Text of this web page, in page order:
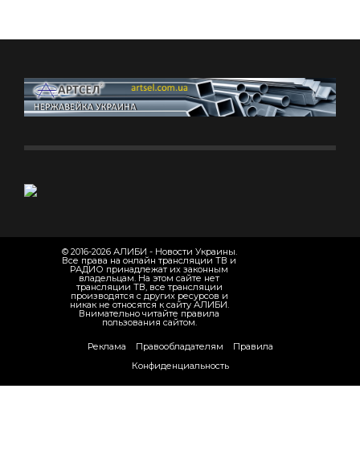
© 2016-2026 АЛИБИ - Новости Украины.
Все права на онлайн трансляции ТВ и
РАДИО принадлежат их законным
владельцам. На этом сайте нет
трансляции ТВ, все трансляции
производятся с других ресурсов и
никак не относятся к сайту АЛИБИ.
Внимательно читайте правила
пользования сайтом.
Реклама Правообладателям
Правила
Конфиденциальность